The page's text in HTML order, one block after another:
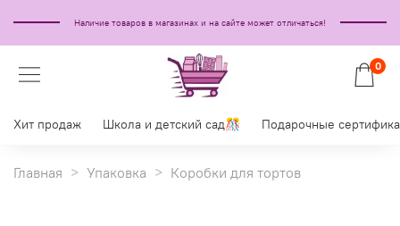
Наличие товаров в магазинах и на сайте может отличаться!
0
Хит продаж Школа и детский сад🎊 Подарочные
Главная Упаковка Коробки для тортов